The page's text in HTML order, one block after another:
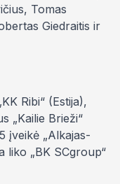
Tomas
Giedraitis ir
Ribi“ (Estija),
„Kailie Brieži“
įveikė „Alkajas-
liko „BK SCgroup“